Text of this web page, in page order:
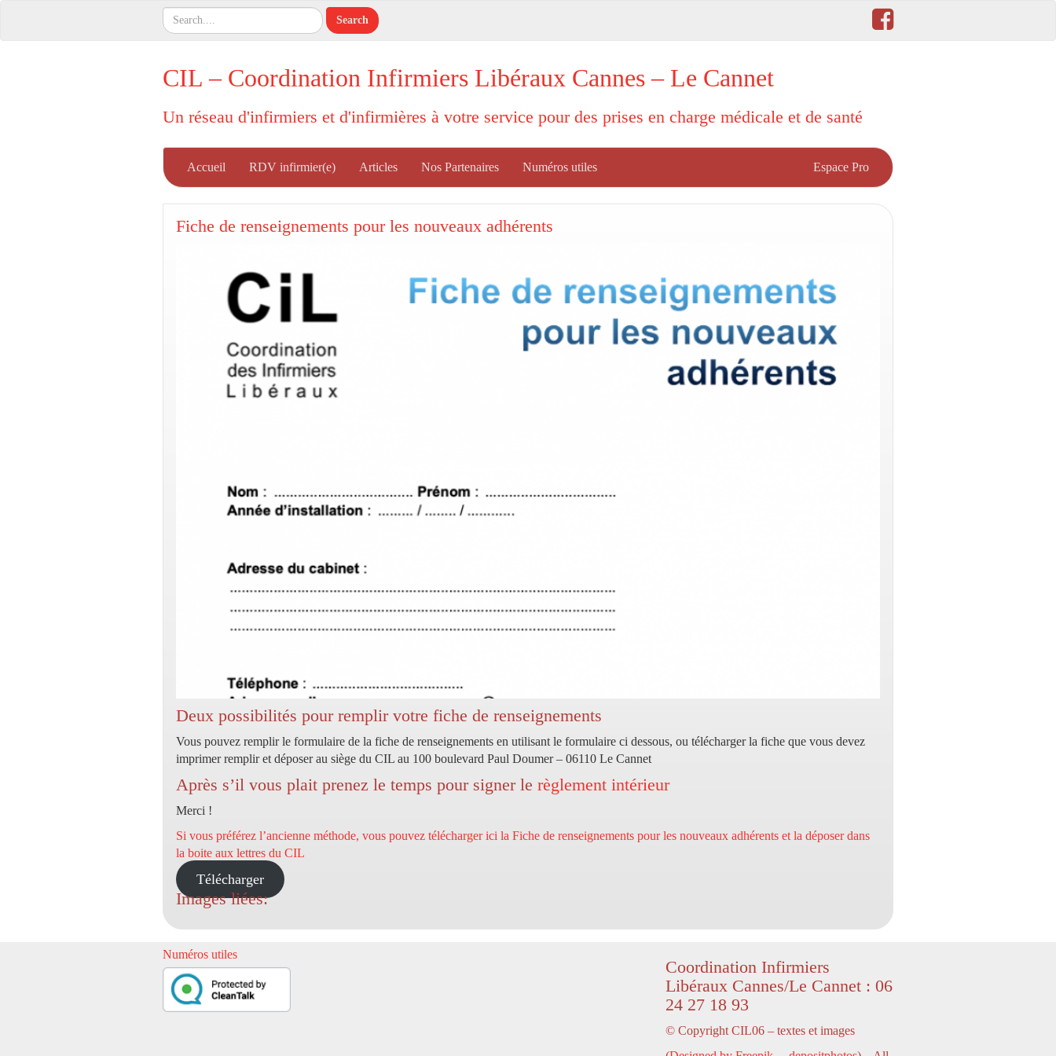
CIL – Coordination Infirmiers Libéraux Cannes – Le Cannet
Un réseau d'infirmiers et d'infirmières à votre service pour des prises en charge médicale et de santé
Accueil RDV infirmier(e) Articles Nos Partenaires Numéros utiles Espace Pro
Fiche de renseignements pour les nouveaux adhérents
Deux possibilités pour remplir votre fiche de renseignements
Vous pouvez remplir le formulaire de la fiche de renseignements en utilisant le formulaire ci dessous, ou télécharger la fiche que vous devez
imprimer remplir et déposer au siège du CIL au 100 boulevard Paul Doumer – 06110 Le Cannet
Après s’il vous plait prenez le temps pour signer le règlement intérieur
Merci !
Si vous préférez l’ancienne méthode, vous pouvez télécharger ici la Fiche de renseignements pour les nouveaux adhérents et la déposer dans
la boite aux lettres du CIL
Télécharger
Images liées:
Numéros utiles
Coordination Infirmiers
Libéraux Cannes/Le Cannet : 06
24 27 18 93
© Copyright CIL06 – textes et images